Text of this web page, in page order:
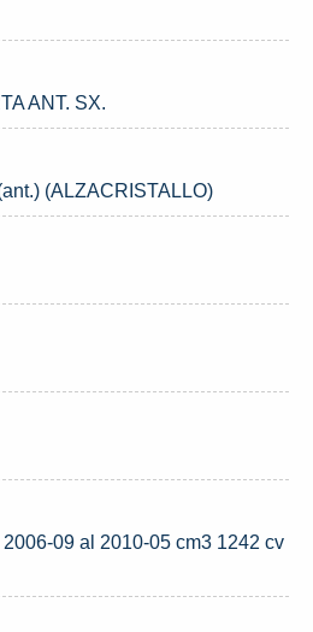
ANT. SX.
(ALZACRISTALLO)
09 al 2010-05 cm3 1242 cv